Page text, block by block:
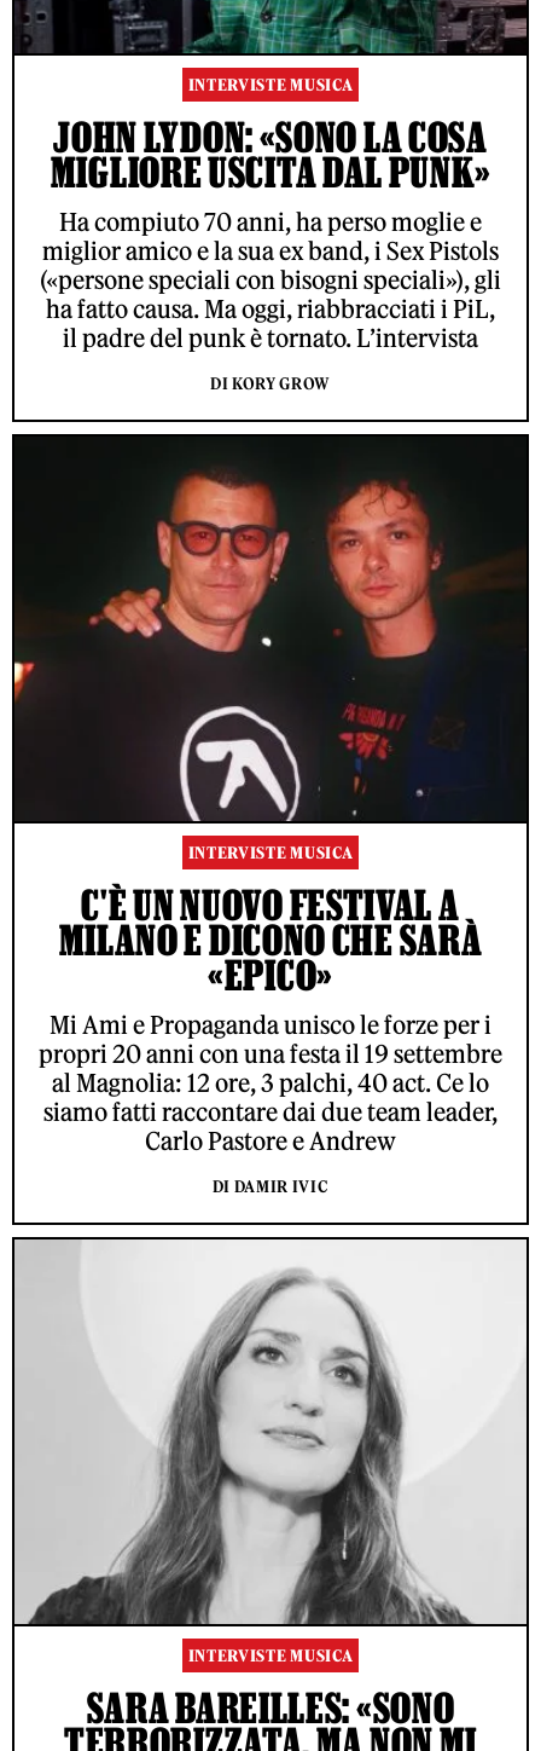
INTERVISTE MUSICA
JOHN LYDON: «SONO LA COSA
MIGLIORE USCITA DAL PUNK»
Ha compiuto 70 anni, ha perso moglie e
miglior amico e la sua ex band, i Sex Pistols
(«persone speciali con bisogni speciali»), gli
ha fatto causa. Ma oggi, riabbracciati i PiL,
il padre del punk è tornato. L’intervista
DI KORY GROW
INTERVISTE MUSICA
C'È UN NUOVO FESTIVAL A
MILANO E DICONO CHE SARÀ
«EPICO»
Mi Ami e Propaganda unisco le forze per i
propri 20 anni con una festa il 19 settembre
al Magnolia: 12 ore, 3 palchi, 40 act. Ce lo
siamo fatti raccontare dai due team leader,
Carlo Pastore e Andrew
DI DAMIR IVIC
INTERVISTE MUSICA
SARA BAREILLES: «SONO